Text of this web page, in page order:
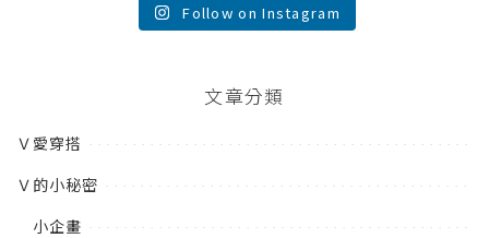
Follow on Instagram
文章分類
Ｖ愛穿搭
Ｖ的小秘密
小企畫